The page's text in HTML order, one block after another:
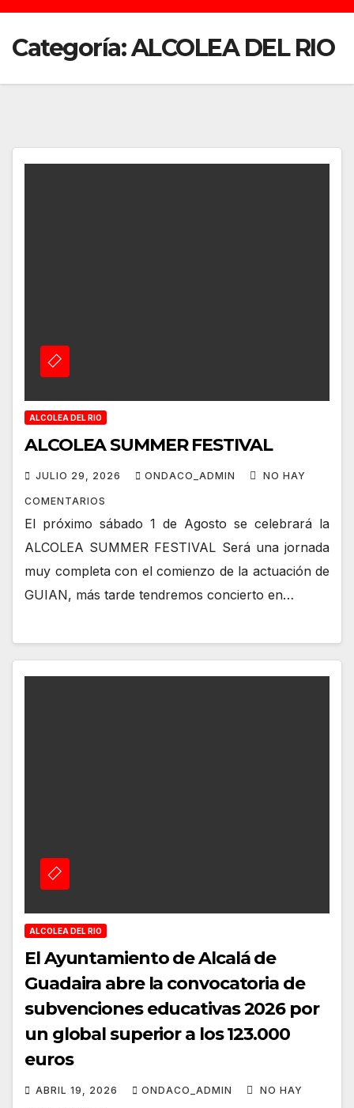
Categoría:ALCOLEA DEL RIO
ALCOLEA DEL RIO
ALCOLEA SUMMER FESTIVAL
JULIO 29, 2026 ONDACO_ADMIN NO HAY
COMENTARIOS
El próximo sábado 1 de Agosto se celebrará la
ALCOLEA SUMMER FESTIVAL Será una jornada
muy completa con el comienzo de la actuación de
GUIAN, más tarde tendremos concierto en…
ALCOLEA DEL RIO
El Ayuntamiento de Alcalá de
Guadaira abre la convocatoria de
subvenciones educativas 2026 por
un global superior a los 123.000
euros
ABRIL 19, 2026 ONDACO_ADMIN NO HAY